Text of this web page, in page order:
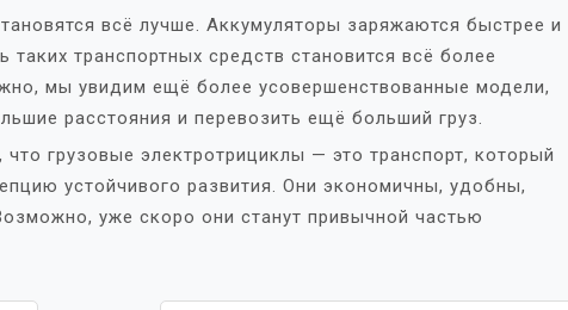
всё лучше. Аккумуляторы заряжаются быстрее и
транспортных средств становится всё более
мы увидим ещё более усовершенствованные модели,
расстояния и перевозить ещё больший груз.
грузовые электротрициклы — это транспорт, который
устойчивого развития. Они экономичны, удобны,
уже скоро они станут привычной частью